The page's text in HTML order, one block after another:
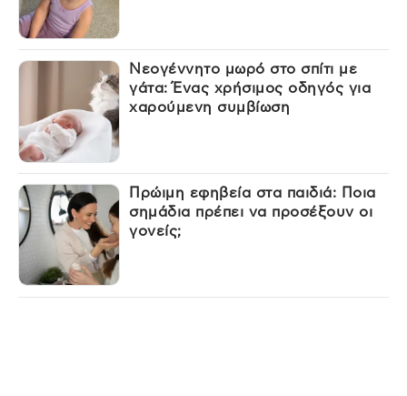
Νεογέννητο μωρό στο σπίτι με
γάτα: Ένας χρήσιμος οδηγός για
χαρούμενη συμβίωση
Πρώιμη εφηβεία στα παιδιά: Ποια
σημάδια πρέπει να προσέξουν οι
γονείς;